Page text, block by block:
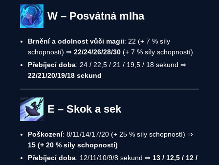
W – Posvátná mlha
Brnění a odolnost vůči magii: 22 (+ 7 % síly
schopností) ⇒ 22/24/26/28/30 (+ 7 % síly schopností)
Přebíjecí doba: 24 / 22,5 / 21 / 19,5 / 18 sekund ⇒
22/21/20/19/18 sekund
E – Skok a sek
Poškození: 8/11/14/17/20 (+ 25 % síly schopností) ⇒
15 (+ 20 % síly schopností)
Přebíjecí doba: 12/11/10/9/8 sekund ⇒ 13 / 12,5 / 12 /